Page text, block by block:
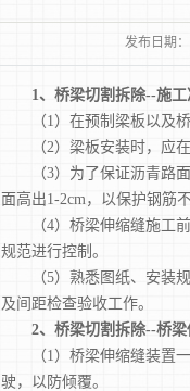
发布日期：
1、桥梁切割拆除--施
（1）在预制梁板以及桥
（2）梁板安装时，应在
（3）为了保证沥青路面
面高出1-2cm，以保护钢筋
（4）桥梁伸缩缝施工前
规范进行控制。
（5）熟悉图纸、安装规
及间距检查验收工作。
2、桥梁切割拆除--桥梁
（1）桥梁伸缩缝装置一
驶，以防倾覆。